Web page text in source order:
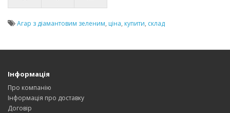
Агар з діамантовим зеленим, ціна, купити, склад
Інформація
Про компанію
Інформація про доставку
Договір